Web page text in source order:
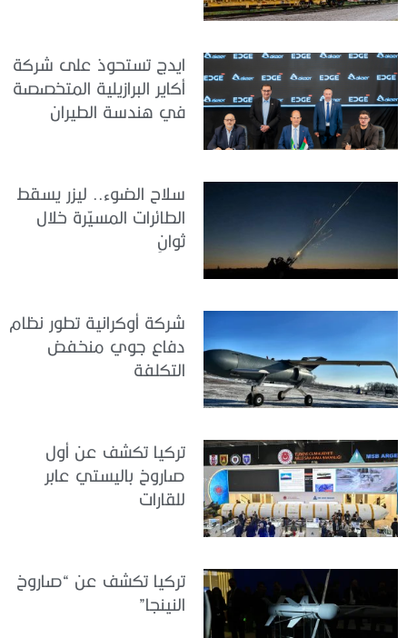
ايدج تستحوذ على شركة
أكاير البرازيلية المتخصصة
في هندسة الطيران
سلاح الضوء.. ليزر يسقط
الطائرات المسيّرة خلال
ثوانٍ
شركة أوكرانية تطور نظام
دفاع جوي منخفض
التكلفة
تركيا تكشف عن أول
صاروخ باليستي عابر
للقارات
تركيا تكشف عن “صاروخ
النينجا”